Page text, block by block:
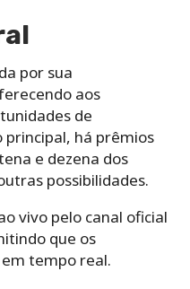
por sua
aos
de
há prêmios
e dezena dos
possibilidades.
vivo pelo canal oficial
que os
tempo real.